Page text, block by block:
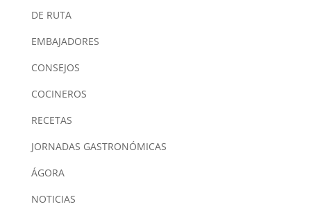
DE RUTA
EMBAJADORES
CONSEJOS
COCINEROS
RECETAS
JORNADAS GASTRONÓMICAS
ÁGORA
NOTICIAS